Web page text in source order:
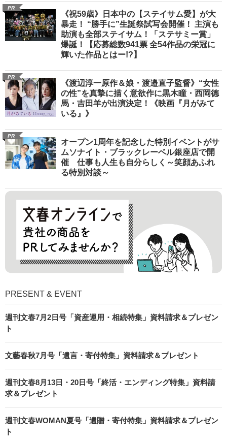
PR
《祝59歳》日本中の【ステイサム愛】が大
暴走！ “勝手に”生誕祭試写会開催！ 主演も
助演も全部ステイサム！「ステサミー賞」
爆誕！【応募総数941票 全54作品の栄冠に
輝いた作品とはー!?】
PR
《渡辺淳一原作＆娘・渡邉直子監督》“女性
の性”を真摯に描く意欲作に黒木瞳・西岡德
馬・吉田羊が出演決定！《映画『月がみて
いる』》
PR
オープン1周年を記念した特別イベントがサ
ムソナイト・ブラックレーベル銀座店で開
催 仕事も人生も自分らしく～笑顔あふれ
る特別対談～
PRESENT & EVENT
週刊文春7月2日号「資産運用・相続特集」資料請求＆プレゼン
ト
文藝春秋7月号「遺言・寄付特集」資料請求＆プレゼント
週刊文春8月13日・20日号「終活・エンディング特集」資料請
求＆プレゼント
週刊文春WOMAN夏号「遺贈・寄付特集」資料請求＆プレゼン
ト